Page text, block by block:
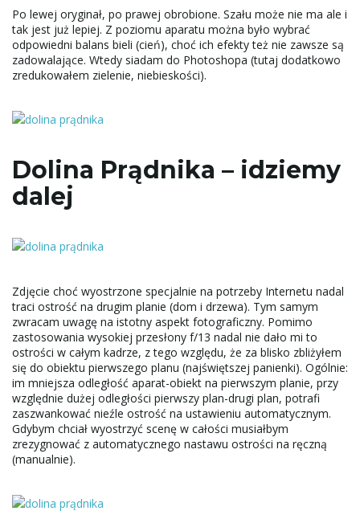
Po lewej oryginał, po prawej obrobione. Szału może nie ma ale i
tak jest już lepiej. Z poziomu aparatu można było wybrać
odpowiedni balans bieli (cień), choć ich efekty też nie zawsze są
zadowalające. Wtedy siadam do Photoshopa (tutaj dodatkowo
zredukowałem zielenie, niebieskości).
Dolina Prądnika – idziemy
dalej
Zdjęcie choć wyostrzone specjalnie na potrzeby Internetu nadal
traci ostrość na drugim planie (dom i drzewa). Tym samym
zwracam uwagę na istotny aspekt fotograficzny. Pomimo
zastosowania wysokiej przesłony f/13 nadal nie dało mi to
ostrości w całym kadrze, z tego względu, że za blisko zbliżyłem
się do obiektu pierwszego planu (najświętszej panienki). Ogólnie:
im mniejsza odległość aparat-obiekt na pierwszym planie, przy
względnie dużej odległości pierwszy plan-drugi plan, potrafi
zaszwankować nieźle ostrość na ustawieniu automatycznym.
Gdybym chciał wyostrzyć scenę w całości musiałbym
zrezygnować z automatycznego nastawu ostrości na ręczną
(manualnie).